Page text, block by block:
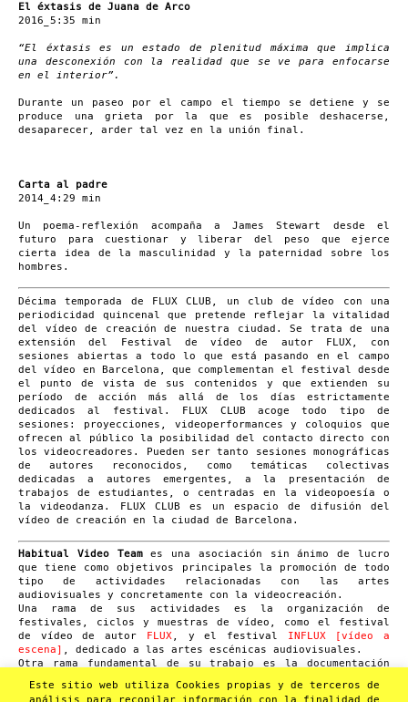
El éxtasis de Juana de Arco
2016_5:35 min
“El éxtasis es un estado de plenitud máxima que implica
una desconexión con la realidad que se ve para enfocarse
en el interior”.
Durante un paseo por el campo el tiempo se detiene y se
produce una grieta por la que es posible deshacerse,
desaparecer, arder tal vez en la unión final.
Carta al padre
2014_4:29 min
Un poema-reflexión acompaña a James Stewart desde el
futuro para cuestionar y liberar del peso que ejerce
cierta idea de la masculinidad y la paternidad sobre los
hombres.
Décima temporada de FLUX CLUB, un club de vídeo con una
periodicidad quincenal que pretende reflejar la vitalidad
del vídeo de creación de nuestra ciudad. Se trata de una
extensión del Festival de vídeo de autor FLUX, con
sesiones abiertas a todo lo que está pasando en el campo
del vídeo en Barcelona, que complementan el festival desde
el punto de vista de sus contenidos y que extienden su
período de acción más allá de los días estrictamente
dedicados al festival. FLUX CLUB acoge todo tipo de
sesiones: proyecciones, videoperformances y coloquios que
ofrecen al público la posibilidad del contacto directo con
los videocreadores. Pueden ser tanto sesiones monográficas
de autores reconocidos, como temáticas colectivas
dedicadas a autores emergentes, a la presentación de
trabajos de estudiantes, o centradas en la videopoesía o
la videodanza. FLUX CLUB es un espacio de difusión del
vídeo de creación en la ciudad de Barcelona.
Habitual Video Teames una asociación sin ánimo de lucro
que tiene como objetivos principales la promoción de todo
tipo de actividades relacionadas con las artes
audiovisuales y concretamente con la videocreación.
Una rama de sus actividades es la organización de
festivales, ciclos y muestras de vídeo, como el festival
de vídeo de autor FLUX, y el festival
INFLUX [vídeo a
escena] , dedicado a las artes escénicas audiovisuales.
Otra rama fundamental de su trabajo es la documentación
generalmente de pequeño formato como conciertos, poesía,
Este sitio web utiliza Cookies propias y de terceros de
análisis para recopilar información con la finalidad de